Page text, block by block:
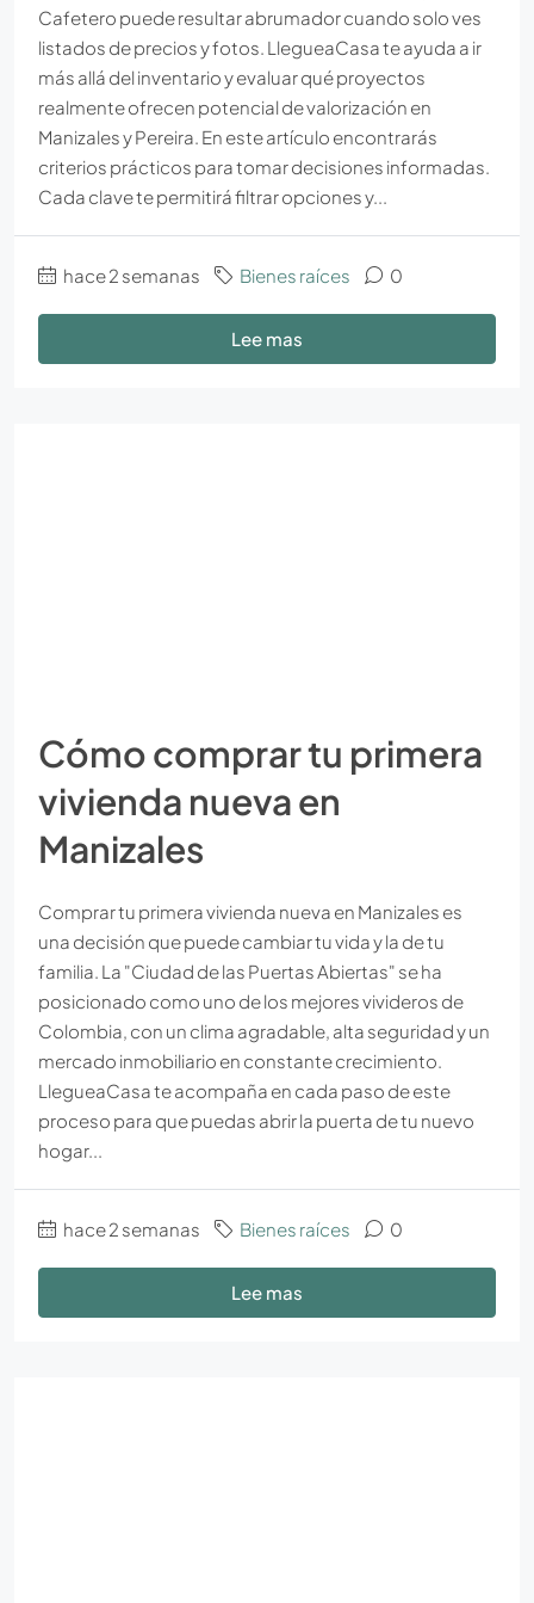
Cafetero puede resultar abrumador cuando solo ves
listados de precios y fotos. LlegueaCasa te ayuda a ir
más allá del inventario y evaluar qué proyectos
realmente ofrecen potencial de valorización en
Manizales y Pereira. En este artículo encontrarás
criterios prácticos para tomar decisiones informadas.
Cada clave te permitirá filtrar opciones y...
hace 2 semanas Bienes raíces 0
Lee mas
Cómo comprar tu primera
vivienda nueva en
Manizales
Comprar tu primera vivienda nueva en Manizales es
una decisión que puede cambiar tu vida y la de tu
familia. La "Ciudad de las Puertas Abiertas" se ha
posicionado como uno de los mejores vivideros de
Colombia, con un clima agradable, alta seguridad y un
mercado inmobiliario en constante crecimiento.
LlegueaCasa te acompaña en cada paso de este
proceso para que puedas abrir la puerta de tu nuevo
hogar...
hace 2 semanas Bienes raíces 0
Lee mas